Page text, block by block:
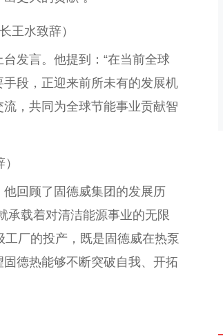
王水致辞）
台发言。他提到：“在当前全球
手段，正迎来前所未有的发展机
，共同为全球节能事业贡献智
回顾了固德威集团的发展历
承载着对清洁能源事业的无限
工厂的投产，既是固德威在热泵
德热能够不断突破自我、开拓